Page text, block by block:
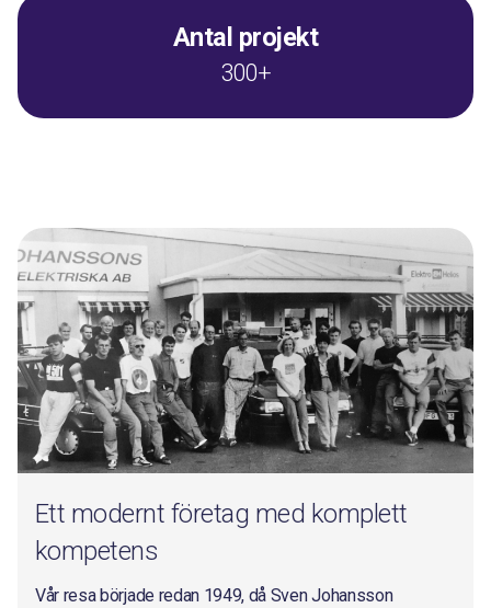
Antal projekt
300+
Ett modernt företag med komplett
kompetens
Vår resa började redan 1949, då Sven Johansson